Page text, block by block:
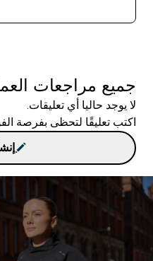
جميع مراجعات
لا يوجد حاليا أي تعليقات.
اكتب تعليقًا لتحظى بفرصة الفوز